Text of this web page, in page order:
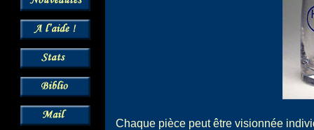
Chaque pièce peut être visionnée